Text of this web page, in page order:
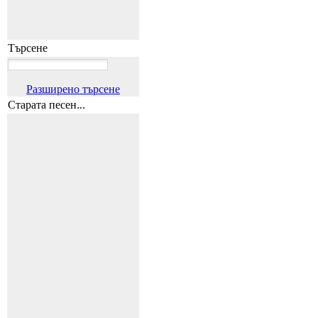
Търсене
Разширено търсене
Старата песен...